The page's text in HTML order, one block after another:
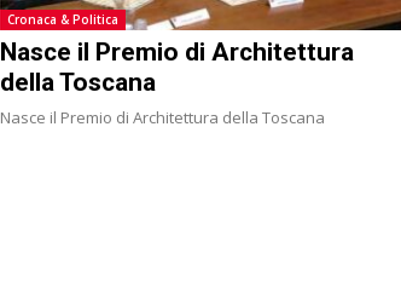
Cronaca & Politica
Nasce il Premio di Architettura
della Toscana
Nasce il Premio di Architettura della Toscana